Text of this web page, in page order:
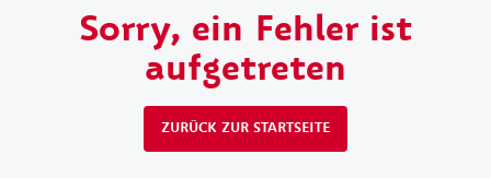
Sorry, ein Fehler ist
aufgetreten
ZURÜCK ZUR STARTSEITE